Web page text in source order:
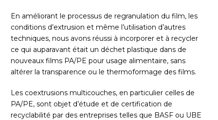
En améliorant le processus de regranulation du film, les
conditions d’extrusion et même l’utilisation d’autres
techniques, nous avons réussi à incorporer et à recycler
ce qui auparavant était un déchet plastique dans de
nouveaux films PA/PE pour usage alimentaire, sans
altérer la transparence ou le thermoformage des films.
Les coextrusions multicouches, en particulier celles de
PA/PE, sont objet d’étude et de certification de
recyclabilité par des entreprises telles que BASF ou UBE